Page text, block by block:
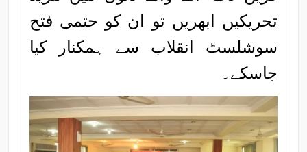
تحریکیں ابھریں تو ان کو حتمی فتح
سوشلسٹ انقلاب سے ہمکنار کیا
جاسکے۔